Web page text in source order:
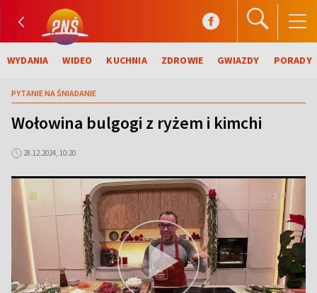
WYDANIA WIDEO KUCHNIA ZDROWIE GWIAZDY PORADY
PYTANIE NA ŚNIADANIE
Wołowina bulgogi z ryżem i kimchi
28.12.2024, 10:20